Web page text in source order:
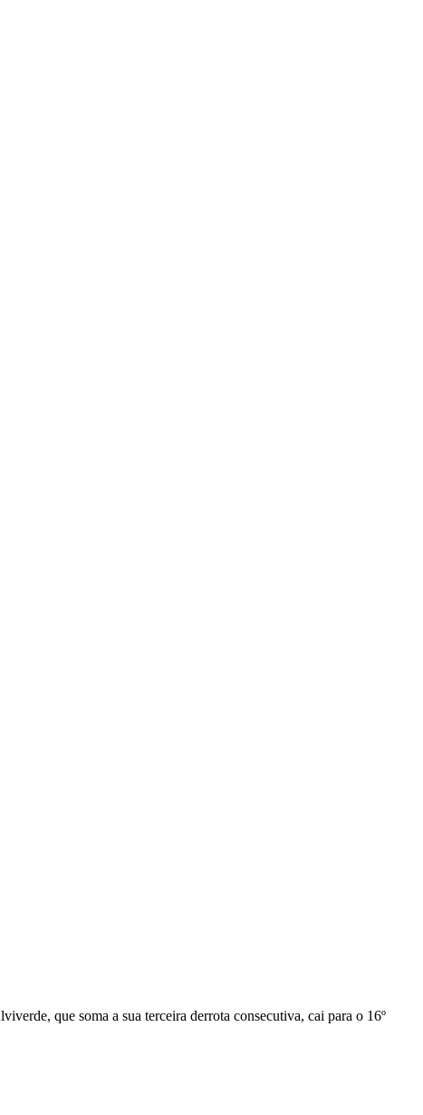
que soma a sua terceira derrota consecutiva, cai para o 16º